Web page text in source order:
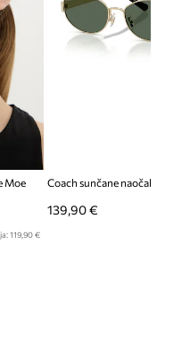
Moe
119,90 €
Coach sunčane naočale za
139,90 €